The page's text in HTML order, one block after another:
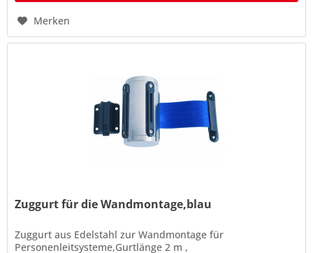
Merken
Zuggurt für die Wandmontage,blau
Zuggurt aus Edelstahl zur Wandmontage für
Personenleitsysteme,Gurtlänge 2 m ,